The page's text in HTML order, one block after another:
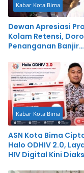
Kabar Kota Bima
Dewan Apresiasi
Kolam Retensi,
Penanganan Banjir
Kabar Kota Bima
ASN Kota Bima
Halo ODHIV 2.0,
HIV Digital Kini